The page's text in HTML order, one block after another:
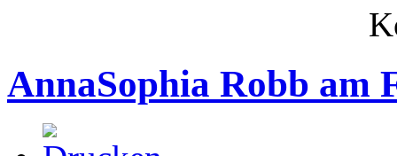
AnnaSophia Robb am